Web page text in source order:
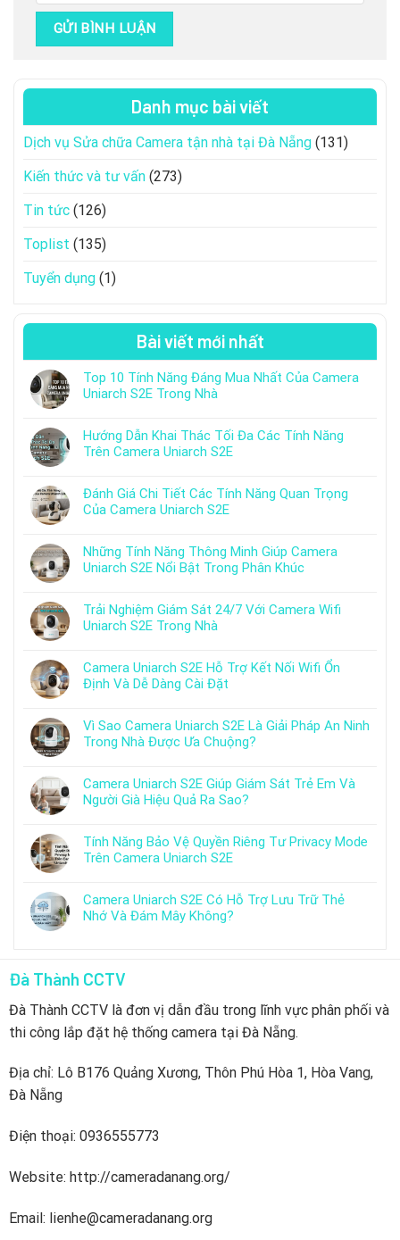
Danh mục bài viết
Dịch vụ Sửa chữa Camera tận nhà tại Đà Nẵng (131)
Kiến thức và tư vấn (273)
Tin tức (126)
Toplist (135)
Tuyển dụng (1)
Bài viết mới nhất
Top 10 Tính Năng Đáng Mua Nhất Của Camera
Uniarch S2E Trong Nhà
Hướng Dẫn Khai Thác Tối Đa Các Tính Năng
Trên Camera Uniarch S2E
Đánh Giá Chi Tiết Các Tính Năng Quan Trọng
Của Camera Uniarch S2E
Những Tính Năng Thông Minh Giúp Camera
Uniarch S2E Nổi Bật Trong Phân Khúc
Trải Nghiệm Giám Sát 24/7 Với Camera Wifi
Uniarch S2E Trong Nhà
Camera Uniarch S2E Hỗ Trợ Kết Nối Wifi Ổn
Định Và Dễ Dàng Cài Đặt
Vì Sao Camera Uniarch S2E Là Giải Pháp An Ninh
Trong Nhà Được Ưa Chuộng?
Camera Uniarch S2E Giúp Giám Sát Trẻ Em Và
Người Già Hiệu Quả Ra Sao?
Tính Năng Bảo Vệ Quyền Riêng Tư Privacy Mode
Trên Camera Uniarch S2E
Camera Uniarch S2E Có Hỗ Trợ Lưu Trữ Thẻ
Nhớ Và Đám Mây Không?
Đà Thành CCTV
Đà Thành CCTV là đơn vị dẫn đầu trong lĩnh vực phân phối và
thi công lắp đặt hệ thống camera tại Đà Nẵng.
Địa chỉ: Lô B176 Quảng Xương, Thôn Phú Hòa 1, Hòa Vang,
Đà Nẵng
Điện thoại: 0936555773
Website: http://cameradanang.org/
Email: lienhe@cameradanang.org